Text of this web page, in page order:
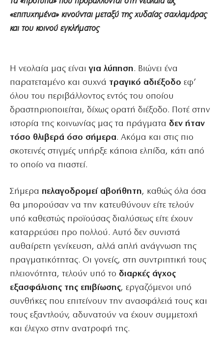
«επιτυχημένα» κινούνται μεταξύ της χυδαίας σαχλαμάρας
και του κοινού εγκλήματος
Η νεολαία μας είναιγια λύπηση. Βιώνει ένα
παρατεταμένο και συχνά τραγικό αδιέξοδο εφ’
όλου του περιβάλλοντος εντός του οποίου
δραστηριοποιείται, δίχως ορατή διέξοδο. Ποτέ στην
ιστορία της κοινωνίας μας τα πράγματα δεν ήταν
τόσο θλιβερά όσο σήμερα. Ακόμα και στις πιο
σκοτεινές στιγμές υπήρξε κάποια ελπίδα, κάτι από
το οποίο να πιαστεί.
Σήμερα πελαγοδρομεί αβοήθητη, καθώς όλα όσα
θα μπορούσαν να την κατευθύνουν είτε τελούν
υπό καθεστώς προϊούσας διαλύσεως είτε έχουν
καταρρεύσει προ πολλού. Αυτό δεν συνιστά
αυθαίρετη γενίκευση, αλλά απλή ανάγνωση της
πραγματικότητας. Οι γονείς, στη συντριπτική τους
πλειονότητα, τελούν υπό το διαρκές άγχος
εξασφάλισης της επιβίωσης, εργαζόμενοι υπό
συνθήκες που επιτείνουν την ανασφάλειά τους και
τους εξαντλούν, αδυνατούν να έχουν συμμετοχή
και έλεγχο στην ανατροφή της.